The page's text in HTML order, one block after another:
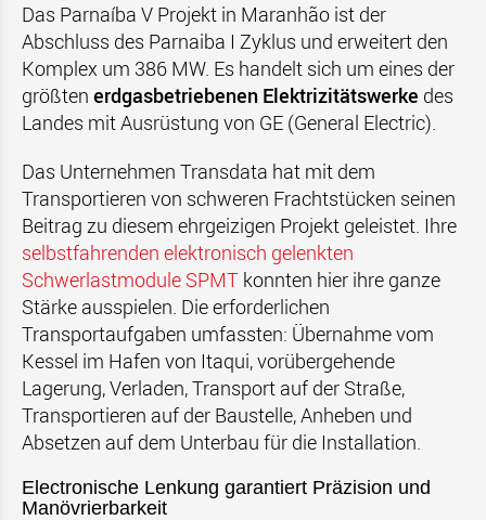
Das Parnaíba V Projekt in Maranhão ist der
Abschluss des Parnaiba I Zyklus und erweitert den
Komplex um 386 MW. Es handelt sich um eines der
größten erdgasbetriebenen Elektrizitätswerke des
Landes mit Ausrüstung von GE (General Electric).
Das Unternehmen Transdata hat mit dem
Transportieren von schweren Frachtstücken seinen
Beitrag zu diesem ehrgeizigen Projekt geleistet. Ihre
selbstfahrenden elektronisch gelenkten
Schwerlastmodule SPMT konnten hier ihre ganze
Stärke ausspielen. Die erforderlichen
Transportaufgaben umfassten: Übernahme vom
Kessel im Hafen von Itaqui, vorübergehende
Lagerung, Verladen, Transport auf der Straße,
Transportieren auf der Baustelle, Anheben und
Absetzen auf dem Unterbau für die Installation.
Electronische Lenkung garantiert Präzision und
Manövrierbarkeit